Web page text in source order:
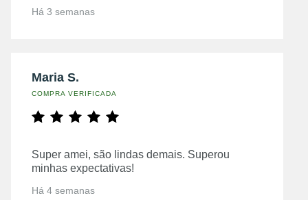
Há 3 semanas
Maria S.
COMPRA VERIFICADA
Super amei, são lindas demais. Superou
minhas expectativas!
Há 4 semanas